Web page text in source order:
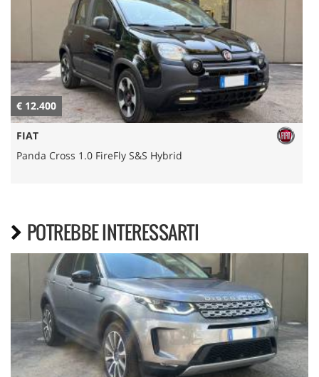
€ 12.400
FIAT
Panda Cross 1.0 FireFly S&S Hybrid
POTREBBE INTERESSARTI